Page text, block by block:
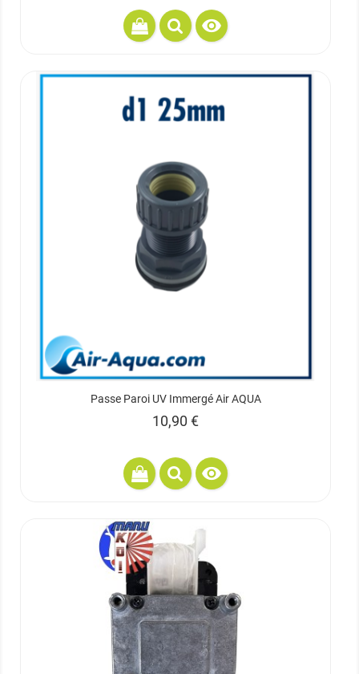

Passe Paroi UV Immergé Air AQUA
Prix
10,90 €
